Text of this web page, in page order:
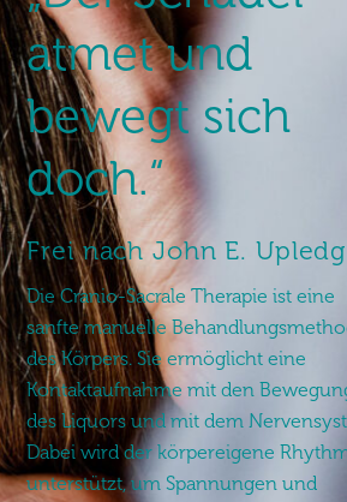
atmet und
bewegt sich
doch.“
Frei nach John E.
DieCranio-Sacrale Therapie ist eine
sanfte manuelle
des Körpers. Sie ermöglicht eine
Kontaktaufnahme mit den
des Liquors und mit dem
Dabei wird der körpereigene
unterstützt, um Spannungen und